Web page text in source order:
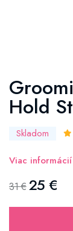
Hold
Skladom
Viac informácií
31 €25 €